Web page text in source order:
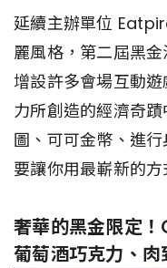
延續主辦單位
麗風格，第二屆黑
增設許多會場互動
力所創造的經濟奇
圖、可可金幣、進
要讓你用最嶄新的
奢華的黑金限定
葡萄酒巧克力、